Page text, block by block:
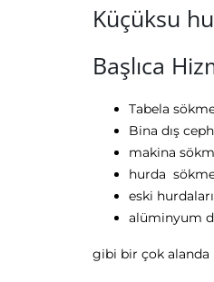
Küçüksu
Başlıca
Tabela
Bina dış
makina
hurda
eski
alüminyum
gibi bir çok alanda